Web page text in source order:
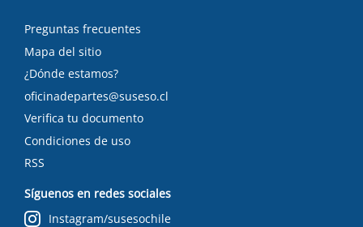
Preguntas frecuentes
Mapa del sitio
¿Dónde estamos?
oficinadepartes@suseso.cl
Verifica tu documento
Condiciones de uso
RSS
Síguenos en redes sociales
Instagram/susesochile